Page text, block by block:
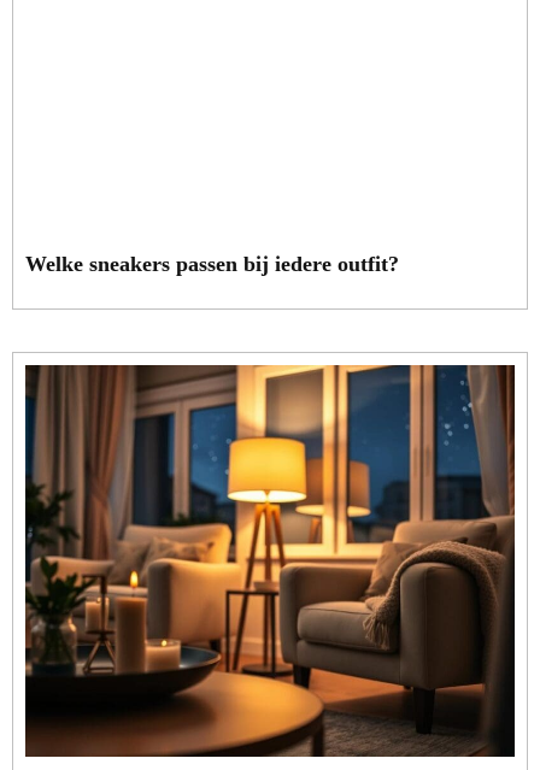
Welke sneakers passen bij iedere outfit?